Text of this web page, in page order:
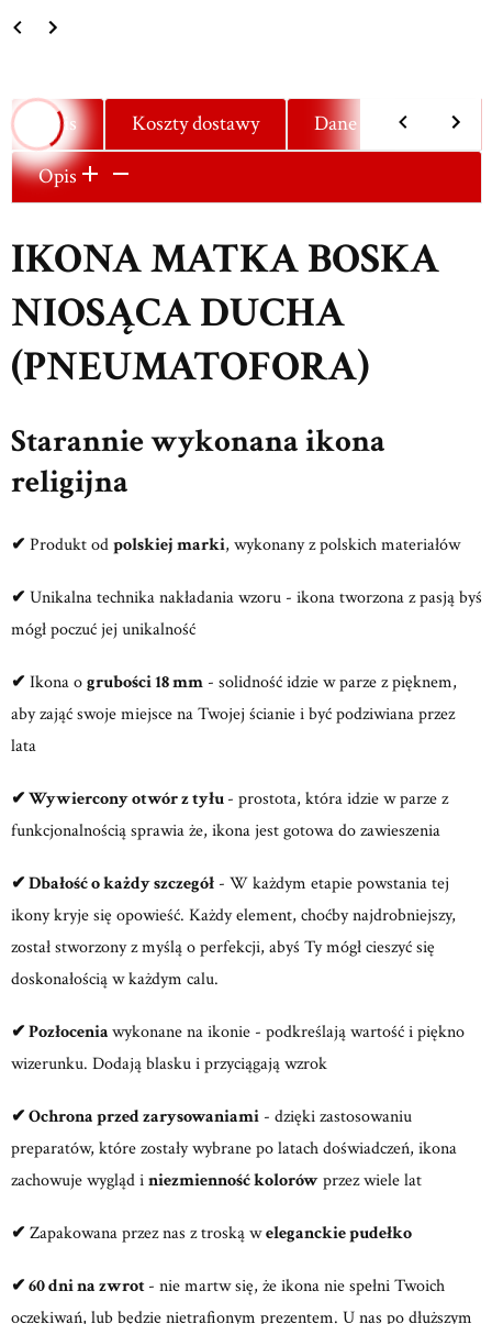
Opis Koszty dostawy
Dane techniczne
Opis
IKONA MATKA BOSKA
NIOSĄCA DUCHA
(PNEUMATOFORA)
Starannie wykonana ikona
religijna
✔ Produkt odpolskiej marki, wykonany z polskich materiałów
✔ Unikalna technika nakładania wzoru - ikona tworzona z pasją byś
mógł poczuć jej unikalność
✔ Ikona ogrubości 18 mm- solidność idzie w parze z pięknem,
aby zająć swoje miejsce na Twojej ścianie i być podziwiana przez
lata
✔Wywiercony otwór z tyłu- prostota, która idzie w parze z
funkcjonalnością sprawia że, ikona jest gotowa do zawieszenia
✔Dbałość o każdy szczegół- W każdym etapie powstania tej
ikony kryje się opowieść. Każdy element, choćby najdrobniejszy,
został stworzony z myślą o perfekcji, abyś Ty mógł cieszyć się
doskonałością w każdym calu.
✔Pozłoceniawykonane na ikonie - podkreślają wartość i piękno
wizerunku. Dodają blasku i przyciągają wzrok
✔Ochrona przed zarysowaniami- dzięki zastosowaniu
preparatów, które zostały wybrane po latach doświadczeń, ikona
zachowuje wygląd iniezmienność kolorówprzez wiele lat
✔ Zapakowana przez nas z troską weleganckie pudełko
✔ 60 dni na zwrot- nie martw się, że ikona nie spełni Twoich
oczekiwań, lub będzie nietrafionym prezentem. U nas po dłuższym